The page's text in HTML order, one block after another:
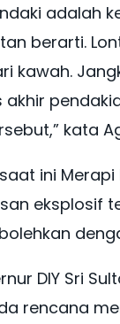
adalah
berarti.
kawah.
kata
ini
eksplosif
DIY Sri
rencana